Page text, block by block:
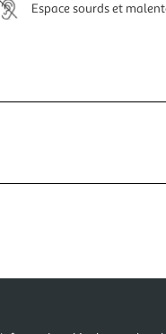
Espace sourds et